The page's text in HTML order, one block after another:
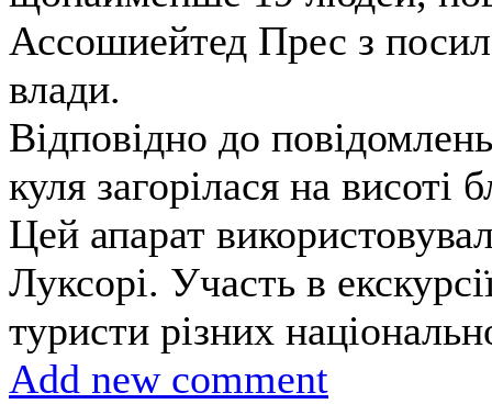
Ассошиейтед Прес з
влади.
Відповідно до
куля загорілася на висоті
Цей апарат
Луксорі. Участь в
туристи різних
Add new comment